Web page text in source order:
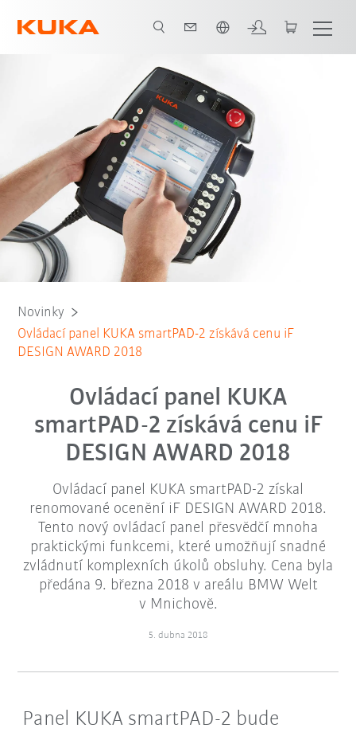
Novinky
Ovládací panel KUKA smartPAD-2 získává cenu iF
DESIGN AWARD 2018
Ovládací panel KUKA
smartPAD-2 získává cenu iF
DESIGN AWARD 2018
Ovládací panel KUKA smartPAD-2 získal
renomované ocenění iF DESIGN AWARD 2018.
Tento nový ovládací panel přesvědčí mnoha
praktickými funkcemi, které umožňují snadné
zvládnutí komplexních úkolů obsluhy. Cena byla
předána 9. března 2018 v areálu BMW Welt
v Mnichově.
5. dubna 2018
Panel KUKA smartPAD-2 bude